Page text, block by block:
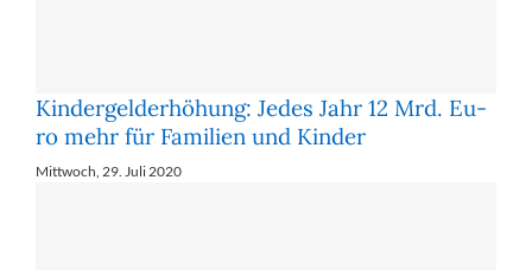
Kindergelderhöhung: Je­des Jahr 12 Mrd. Eu­
ro mehr für Fa­mi­li­en und Kin­der
Mittwoch, 29. Juli 2020